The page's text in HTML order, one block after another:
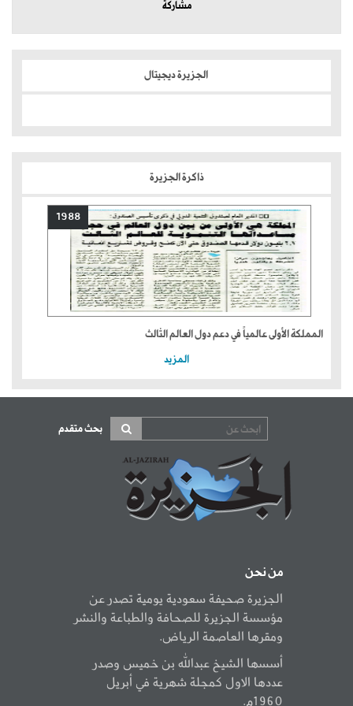
مشاركة
الجزيرة ديجيتال
ذاكرة الجزيرة
1988
المملكة الأولى عالمياً في دعم دول العالم الثالث
المزيد
بحث متقدم
من نحن
الجزيرة صحيفة سعودية يومية تصدر عن
مؤسسة الجزيرة للصحافة والطباعة والنشر
ومقرها العاصمة الرياض.
أسسها الشيخ عبدالله بن خميس وصدر
عددها الاول كمجلة شهرية في أبريل
1960م.